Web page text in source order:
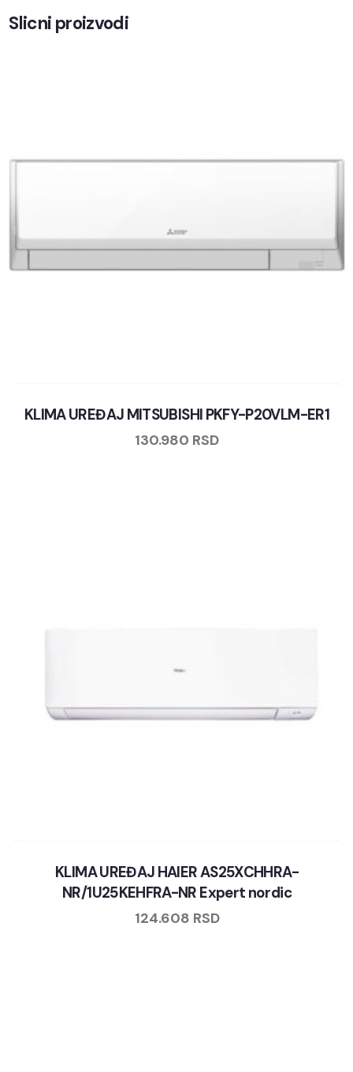
Slicni proizvodi
KLIMA UREĐAJ MITSUBISHI PKFY-P20VLM-ER1
130.980 RSD
KLIMA UREĐAJ HAIER AS25XCHHRA-
NR/1U25KEHFRA-NR Expert nordic
124.608 RSD